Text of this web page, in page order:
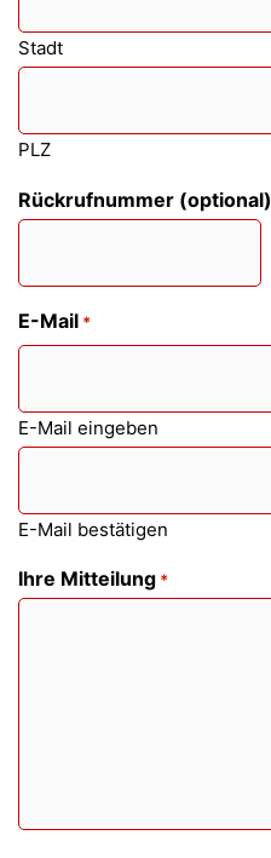
Stadt
PLZ
Rückrufnummer (optional)
E-Mail *
E-Mail eingeben
E-Mail bestätigen
Ihre Mitteilung *